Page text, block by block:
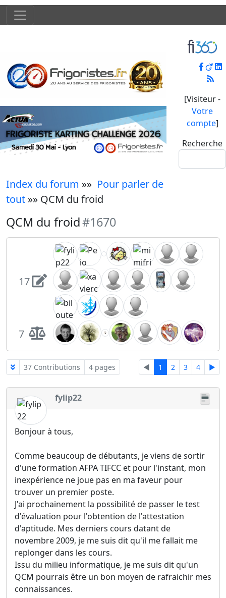
[Visiteur -
Votre
compte]
Recherche
Index du forum »» Pour parler de
tout »» QCM du froid
QCM du froid#1670
17
7
37 Contributions 4 pages ◄ 1 2 3 4 ►
fylip22
Bonjour à tous,
Comme beaucoup de débutants, je viens de sortir
d'une formation AFPA TIFCC et pour l'instant, mon
inexpérience ne joue pas en ma faveur pour
trouver un premier poste.
J'ai prochainement la possibilité de passer le test
d'évaluation pour l'obtention de l'attestation
d'aptitude. Mes derniers cours datant de
novembre 2009, je me suis dit qu'il me fallait me
replonger dans les cours.
Issu du milieu informatique, je me suis dit qu'un
QCM pourrais être un bon moyen de rafraichir mes
connaissances.